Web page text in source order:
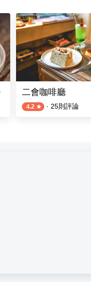
二會咖啡廳
4.2 · 25則評論